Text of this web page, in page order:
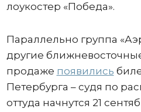
лоукостер «Победа».
Параллельно группа
другие
продаже появились
Петербурга – судя по
оттуда начнутся 21